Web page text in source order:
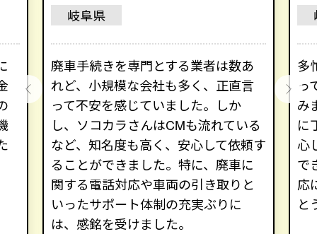
岐阜県
廃車手続きを専門とする業者は数あ
れど、小規模な会社も多く、正直言
って不安を感じていました。しか
し、ソコカラさんはCMも流れている
など、知名度も高く、安心して依頼す
ることができました。特に、廃車に
関する電話対応や車両の引き取りと
いったサポート体制の充実ぶりに
は、感銘を受けました。
多
っ
み
に
心
で
応
と